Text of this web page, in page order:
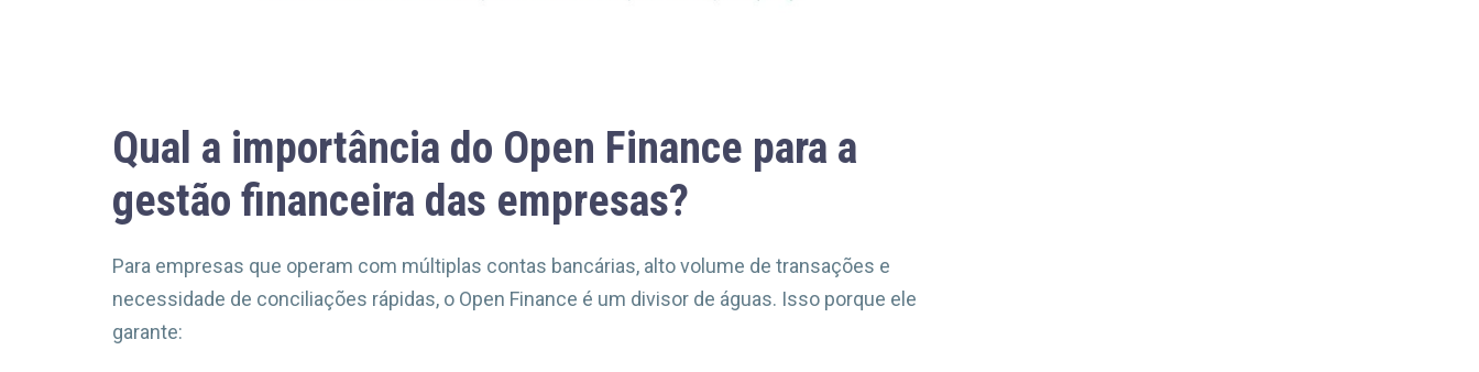
Qual a importância do Open Finance para a
gestão financeira das empresas?
Para empresas que operam com múltiplas contas bancárias, alto volume de transações e
necessidade de conciliações rápidas, o Open Finance é um divisor de águas. Isso porque ele
garante: